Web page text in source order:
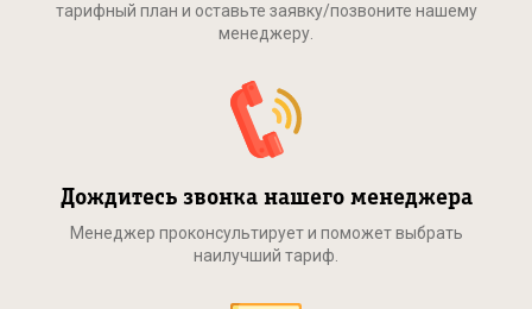
тарифный план и оставьте заявку/позвоните нашему
менеджеру.
Дождитесь звонка нашего менеджера
Менеджер проконсультирует и поможет выбрать
наилучший тариф.